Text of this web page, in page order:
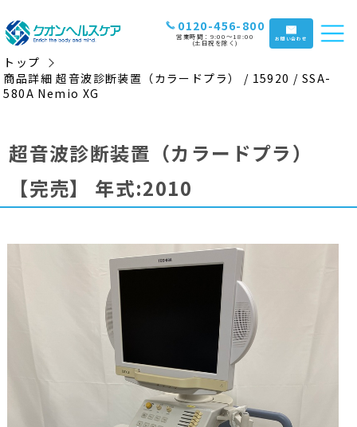
0120-456-800
営業時間：9:00〜18:00
(土日祝を除く) お問い合わせ
トップ
商品詳細 超音波診断装置（カラードプラ） / 15920 / SSA-
580A Nemio XG
超音波診断装置（カラードプラ）
【完売】
年式:2010